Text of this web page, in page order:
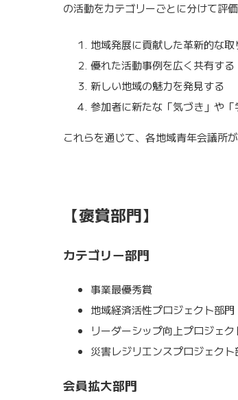
の活動をカテゴリーごとに分けて評
地域発展に貢献した革新的な
優れた活動事例を広く共有する
新しい地域の魅力を発見する
参加者に新たな「気づき」や
これらを通じて、各地域青年会議所
【褒賞部門】
カテゴリー部門
事業
地域経済活性プロジェクト部門
リーダーシップ向上プロジェク
災害レジリエンスプロジェク
会員拡大部門